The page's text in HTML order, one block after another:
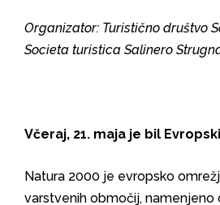
Organizator: Turistično društvo
Societa turistica Salinero
Včeraj, 21. maja je bil
Natura 2000 je evropsko
varstvenih območij, namenjeno